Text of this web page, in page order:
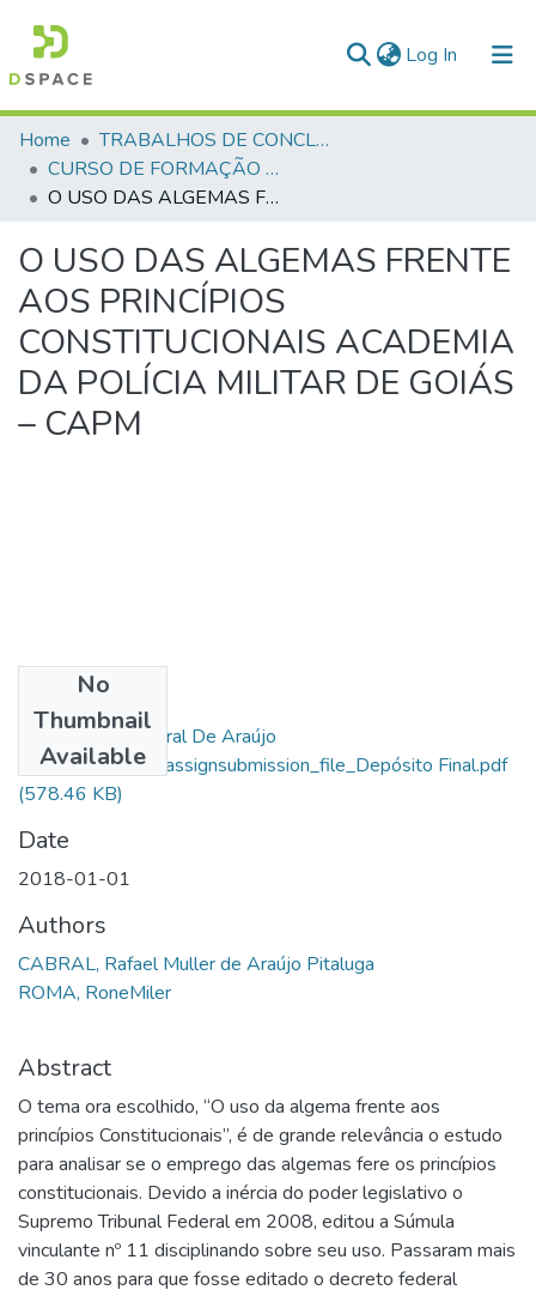
Log In (current)
Communities & Collections
All of DSpace
Home
TRABALHOS DE CONCLUSÃO DE CURSO - CFP (CURSO DE FORMAÇÃO DE PRAÇAS)
CURSO DE FORMAÇÃO DE PRAÇAS - CFP - 2018
O USO DAS ALGEMAS FRENTE AOS PRINCÍPIOS CONSTITUCIONAIS ACADEMIA DA POLÍCIA MILITAR DE GOIÁS – CAPM
O USO DAS ALGEMAS FRENTE
AOS PRINCÍPIOS
CONSTITUCIONAIS ACADEMIA
DA POLÍCIA MILITAR DE GOIÁS
– CAPM
No
Thumbnail
Available
Rafael Muller Cabral De Araújo
Pitaluga_14543_assignsubmission_file_Depósito Final.pdf
(578.46 KB)
Date
2018-01-01
Authors
CABRAL, Rafael Muller de Araújo Pitaluga
ROMA, RoneMiler
Abstract
O tema ora escolhido, “O uso da algema frente aos
princípios Constitucionais”, é de grande relevância o estudo
para analisar se o emprego das algemas fere os princípios
constitucionais. Devido a inércia do poder legislativo o
Supremo Tribunal Federal em 2008, editou a Súmula
vinculante nº 11 disciplinando sobre seu uso. Passaram mais
de 30 anos para que fosse editado o decreto federal